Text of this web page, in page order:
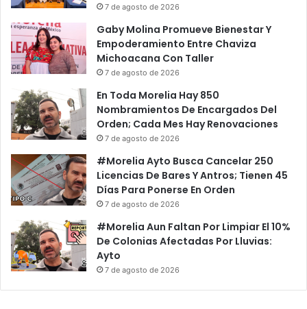
7 de agosto de 2026
Gaby Molina Promueve Bienestar Y
Empoderamiento Entre Chaviza
Michoacana Con Taller
7 de agosto de 2026
En Toda Morelia Hay 850
Nombramientos De Encargados Del
Orden; Cada Mes Hay Renovaciones
7 de agosto de 2026
#Morelia Ayto Busca Cancelar 250
Licencias De Bares Y Antros; Tienen 45
Días Para Ponerse En Orden
7 de agosto de 2026
#Morelia Aun Faltan Por Limpiar El 10%
De Colonias Afectadas Por Lluvias:
Ayto
7 de agosto de 2026